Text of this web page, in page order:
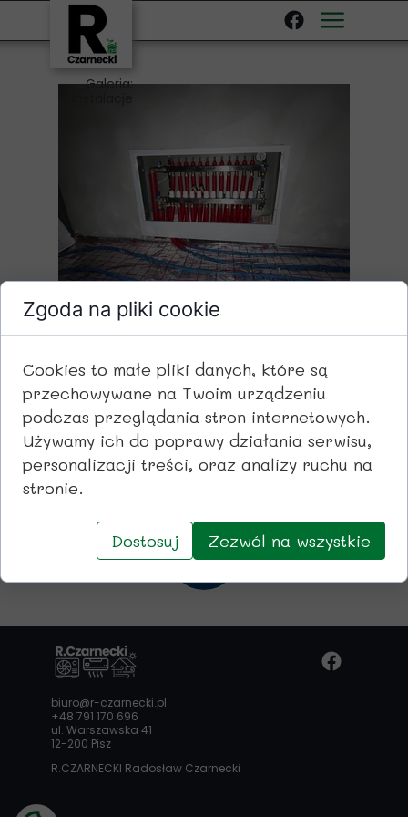
WSTECZ
R.CZARNECKI Radosław Czarnecki
biuro@r-czarnecki.pl
+48 791 170 696
ul. Warszawska 41
12-200 Pisz
Galeria:
Zgoda na pliki cookie
Cookies to małe pliki danych, które są
przechowywane na Twoim urządzeniu
podczas przeglądania stron internetowych.
Używamy ich do poprawy działania serwisu,
personalizacji treści, oraz analizy ruchu na
stronie.
Dostosuj Zezwól na wszystkie